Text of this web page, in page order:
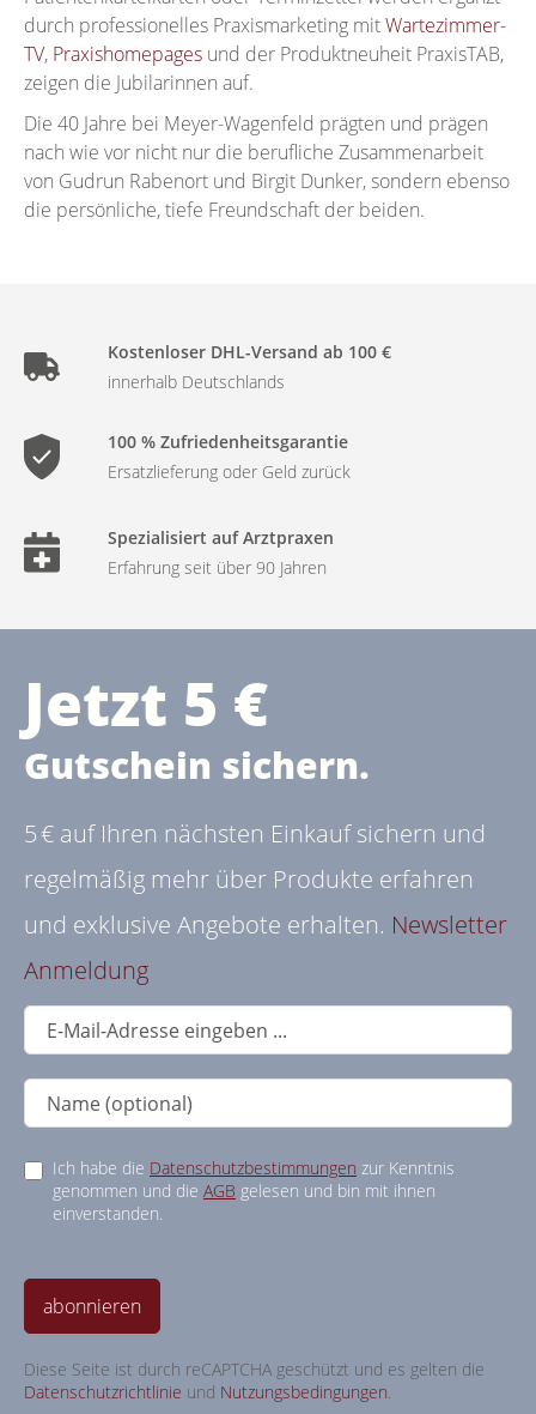
durch professionelles Praxismarketing mitWartezimmer-
TV, Praxishomepages und der Produktneuheit PraxisTAB,
zeigen die Jubilarinnen auf.
Die 40 Jahre bei Meyer-Wagenfeld prägten und prägen
nach wie vor nicht nur die berufliche Zusammenarbeit
von Gudrun Rabenort und Birgit Dunker, sondern ebenso
die persönliche, tiefe Freundschaft der beiden.
Kostenloser DHL-Versand ab 100 €
innerhalb Deutschlands
100 % Zufriedenheitsgarantie
Ersatzlieferung oder Geld zurück
Spezialisiert auf Arztpraxen
Erfahrung seit über 90 Jahren
Jetzt 5 €
Gutschein sichern.
5 € auf Ihren nächsten Einkauf sichern und
regelmäßig mehr über Produkte erfahren
und exklusive Angebote erhalten. Newsletter
Anmeldung
Ich habe die Datenschutzbestimmungen zur Kenntnis
genommen und die AGB gelesen und bin mit ihnen
einverstanden.
abonnieren
Diese Seite ist durch reCAPTCHA geschützt und es gelten die
Datenschutzrichtlinie und Nutzungsbedingungen.